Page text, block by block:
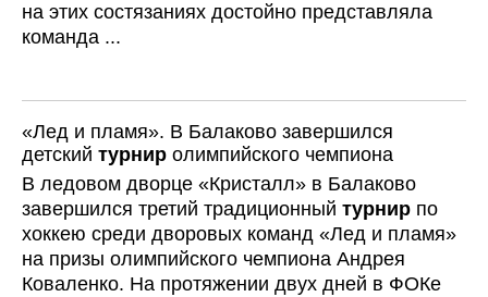
на этих состязаниях достойно представляла
команда ...
«Лед и пламя». В Балаково завершился
детский турнир олимпийского чемпиона
В ледовом дворце «Кристалл» в Балаково
завершился третий традиционный турнир по
хоккею среди дворовых команд «Лед и пламя»
на призы олимпийского чемпиона Андрея
Коваленко. На протяжении двух дней в ФОКе